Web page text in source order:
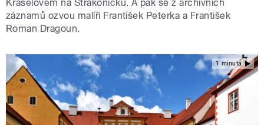
Kraselovem na Strakonicku. A pak se z archivních
záznamů ozvou malíři František Peterka a František
Roman Dragoun.
1 minuta